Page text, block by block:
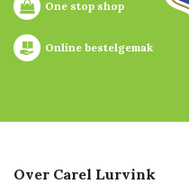
One stop shop
Online bestelgemak
Over Carel Lurvink